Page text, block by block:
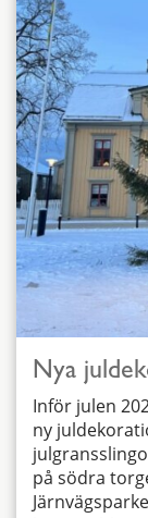
Nya
Inför julen
ny
på södra